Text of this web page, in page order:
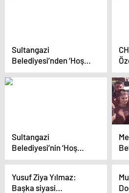
Sultangazi
Belediyesi’nden ‘Hoş
Geldin Bebek’ etkinliği
Sultangazi
Belediyesi’nin ‘Hoş
Geldin Bebek’ etkinliği
Yusuf Ziya Yılmaz:
Başka siyasi